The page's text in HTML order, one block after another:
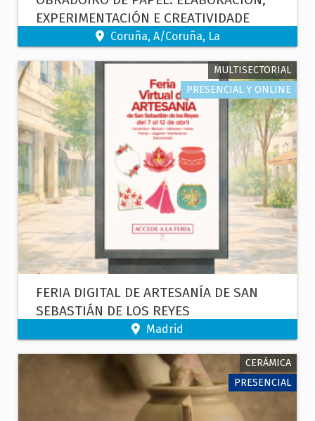
EXPERIMENTACIÓN E CREATIVIDADE
Coruña, A/Coruña, La
MULTISECTORIAL
PRESENCIAL Y ONLINE
FERIA DIGITAL DE ARTESANÍA DE SAN
SEBASTIÁN DE LOS REYES
Madrid
CERÁMICA
PRESENCIAL